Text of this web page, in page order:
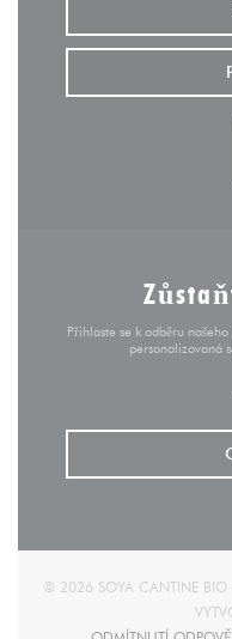
Přihlaste se k odběru
personalizovaná
© 2026 SOYA CANTINE BIO